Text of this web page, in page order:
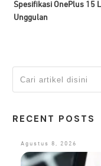
Spesifikasi OnePlus 15
Unggulan
RECENT POSTS
Agustus 8, 2026